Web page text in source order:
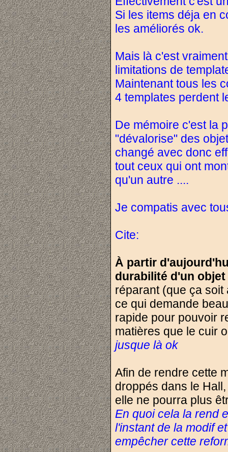
Si les items déja en
les améliorés ok.
Mais là c'est
limitations de
Maintenant tous les
4 templates perdent
De mémoire c'est la
"dévalorise" des
changé avec donc
tout ceux qui ont
qu'un autre ....
Je compatis avec
Cite:
À partir
durabilité d'un objet
réparant (que ça
ce qui demande
rapide pour pouvoir
matières que le cuir
jusque là ok
Afin de rendre cette
droppés dans le
elle ne pourra plus
En quoi cela la rend
l'instant de la modif
empêcher cette